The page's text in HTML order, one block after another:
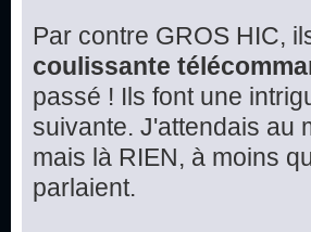
Par contre GROS HIC,
coulissante
passé ! Ils font une
suivante. J'attendais au
mais là RIEN, à moins
parlaient.